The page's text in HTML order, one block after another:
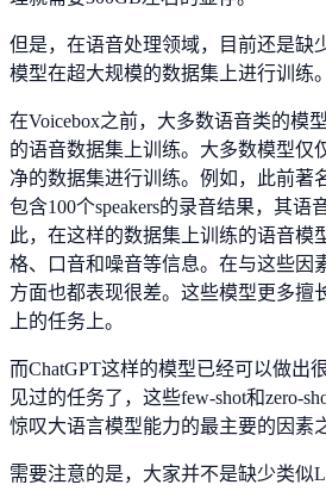
但是，在语音处理领域，目前还是缺
模型在超大规模的数据集上进行训练。
在Voicebox之前，大多数语音类的模
的语音数据集上训练。大多数模型仅
净的数据集进行训练。例如，此前著
包含100个speakers的录音结果，其语
此，在这样的数据集上训练的语音模
格、口音和噪音等信息。在与这些因
方面也都表现很差。这些模型更多擅
上的任务上。
而ChatGPT这样的模型已经可以做出
见过的任务了，这些few-shot和zero-
惊叹大语言模型能力的最主要的因素
需要注意的是，大家并不是缺少类似